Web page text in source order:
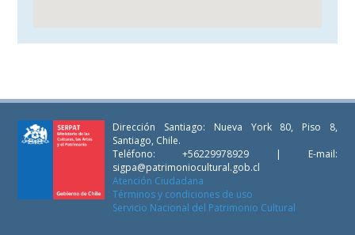
Dirección Santiago: Nueva York 80, Piso 8,
Santiago, Chile.
Teléfono: +56229978929 | E-mail:
sigpa@patrimoniocultural.gob.cl
Atención Ciudadana
Términos y condiciones de uso
Servicio Nacional del Patrimonio Cultural